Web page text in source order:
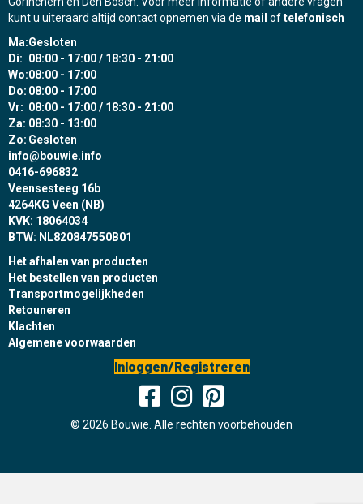
kunt u uiteraard altijd contact opnemen via de mail oftelefonisch
Ma:Gesloten
Di: 08:00 - 17:00 / 18:30 - 21:00
Wo:08:00 - 17:00
Do: 08:00 - 17:00
Vr: 08:00 - 17:00 / 18:30 - 21:00
Za: 08:30 - 13:00
Zo: Gesloten
info@bouwie.info
0416-696832
Veensesteeg 16b
4264KG Veen (NB)
KVK: 18064034
BTW: NL820847550B01
Het afhalen van producten
Het bestellen van producten
Transportmogelijkheden
Retouneren
Klachten
Algemene voorwaarden
Inloggen/Registreren
© 2026 Bouwie. Alle rechten voorbehouden